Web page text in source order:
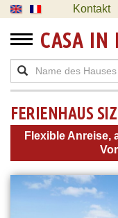
Kontakt
CASA IN
FERIENHAUS
Flexible Anreise,